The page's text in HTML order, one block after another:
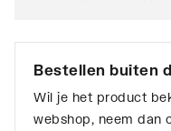
Bestellen buiten
Wil je het product
webshop, neem dan